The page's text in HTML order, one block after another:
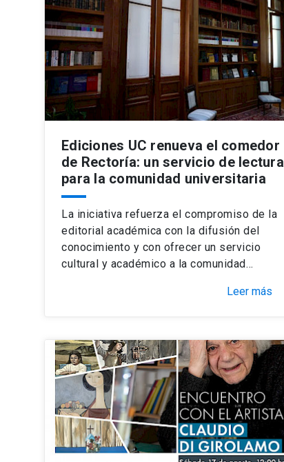
Ediciones UC renueva el comedor
de Rectoría: un servicio de lectura
para la comunidad universitaria
La iniciativa refuerza el compromiso de la
editorial académica con la difusión del
conocimiento y con ofrecer un servicio
cultural y académico a la comunidad…
Leer más